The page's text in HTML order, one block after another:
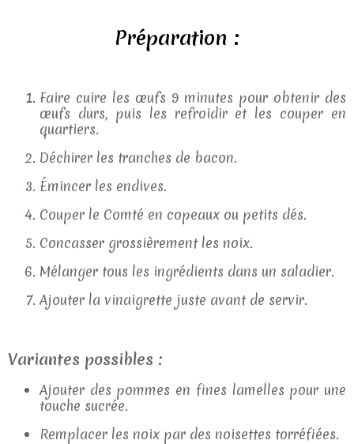
Préparation :
Faire cuire les œufs 9 minutes pour obtenir des
œufs durs, puis les refroidir et les couper en
quartiers.
Déchirer les tranches de bacon.
Émincer les endives.
Couper le Comté en copeaux ou petits dés.
Concasser grossièrement les noix.
Mélanger tous les ingrédients dans un saladier.
Ajouter la vinaigrette juste avant de servir.
Variantes possibles :
Ajouter des pommes en fines lamelles pour une
touche sucrée.
Remplacer les noix par des noisettes torréfiées.